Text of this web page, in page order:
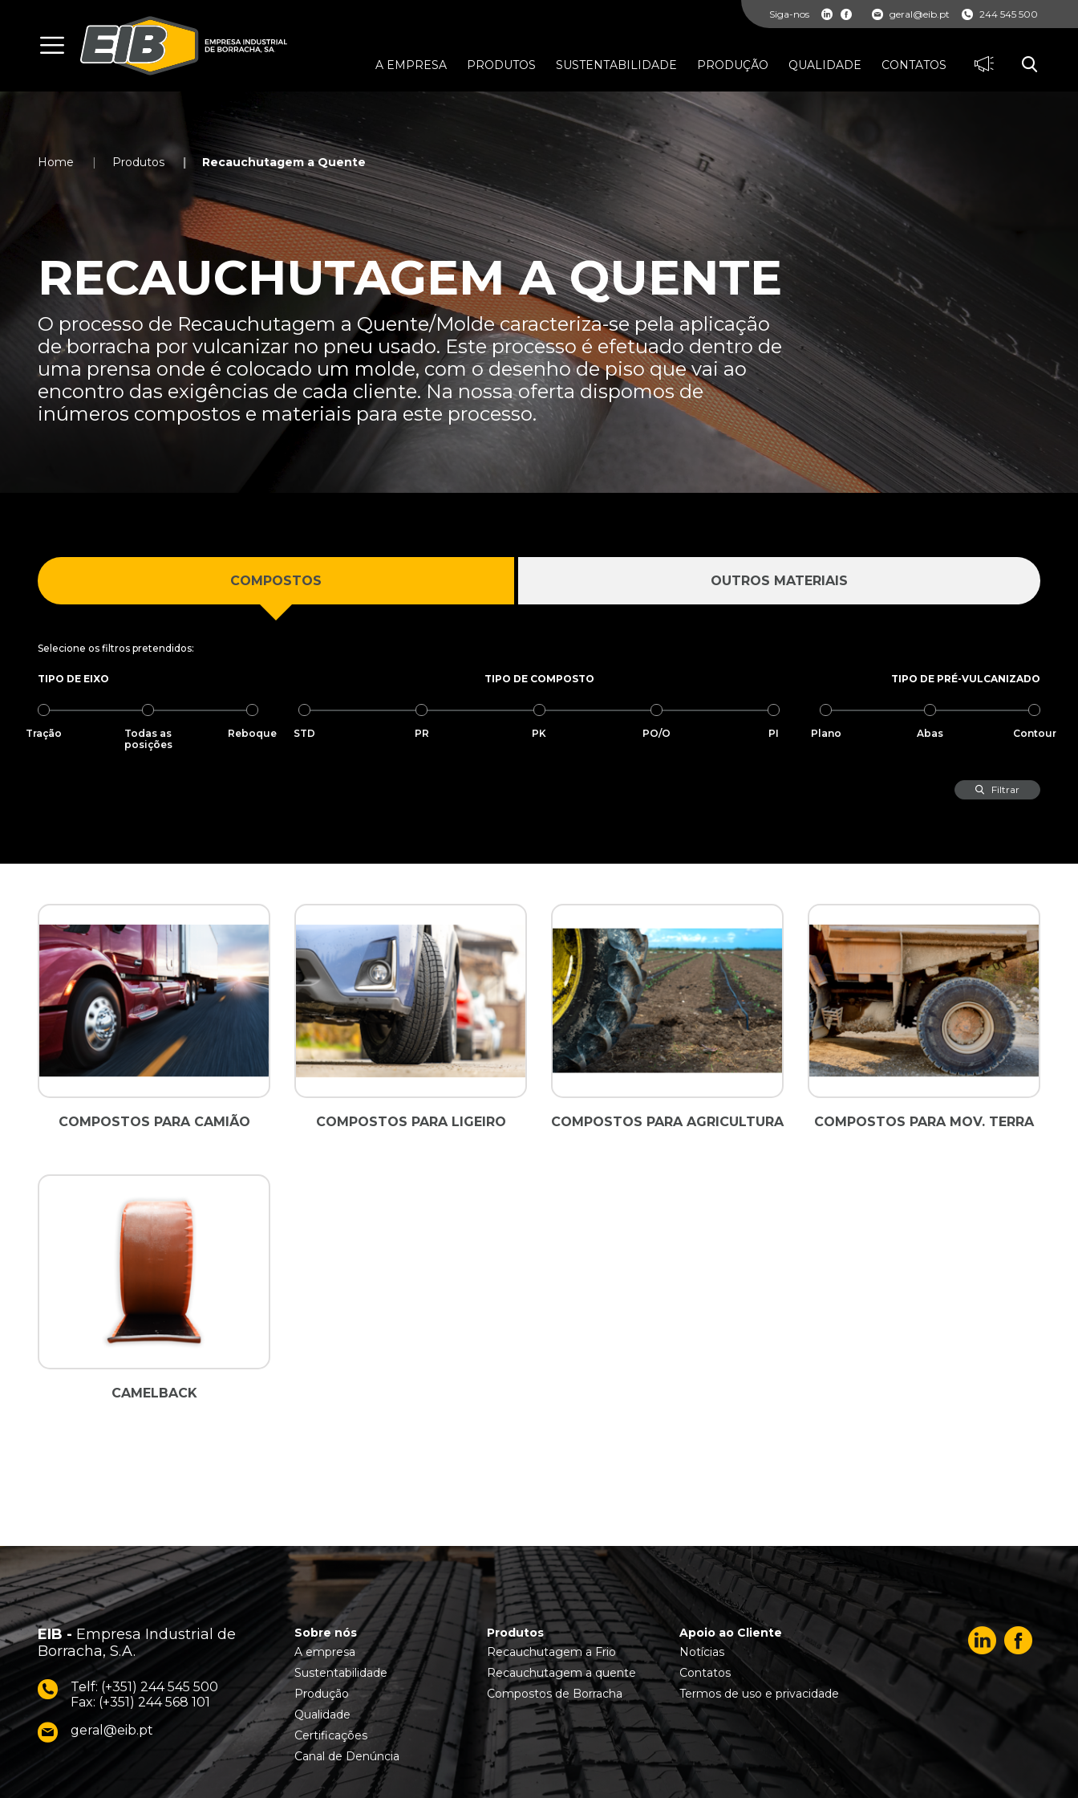
Siga-nos geral@eib.pt 244 545 500
A EMPRESA PRODUTOS SUSTENTABILIDADE PRODUÇÃO QUALIDADE CONTATOS
Home Produtos Recauchutagem a Quente
RECAUCHUTAGEM A QUENTE
O processo de Recauchutagem a Quente/Molde caracteriza-se pela aplicação
de borracha por vulcanizar no pneu usado. Este processo é efetuado dentro de
uma prensa onde é colocado um molde, com o desenho de piso que vai ao
encontro das exigências de cada cliente. Na nossa oferta dispomos de
inúmeros compostos e materiais para este processo.
COMPOSTOS OUTROS MATERIAIS
Selecione os filtros pretendidos:
TIPO DE EIXO
Tração
Todas as
posições
Reboque
TIPO DE COMPOSTO
STD PR PK PO/O PI
TIPO DE PRÉ-VULCANIZADO
Plano Abas Contour
Filtrar
COMPOSTOS PARA CAMIÃO COMPOSTOS PARA LIGEIRO COMPOSTOS PARA AGRICULTURA COMPOSTOS PARA MOV. TERRA
CAMELBACK
EIB - Empresa Industrial de
Borracha, S.A.
Telf: (+351) 244 545 500
Fax: (+351) 244 568 101
geral@eib.pt
Sobre nós
A empresa
Sustentabilidade
Produção
Qualidade
Certificações
Canal de Denúncia
Produtos
Recauchutagem a Frio
Recauchutagem a quente
Compostos de Borracha
Apoio ao Cliente
Notícias
Contatos
Termos de uso e privacidade